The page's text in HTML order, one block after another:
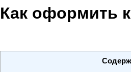
Как оформить